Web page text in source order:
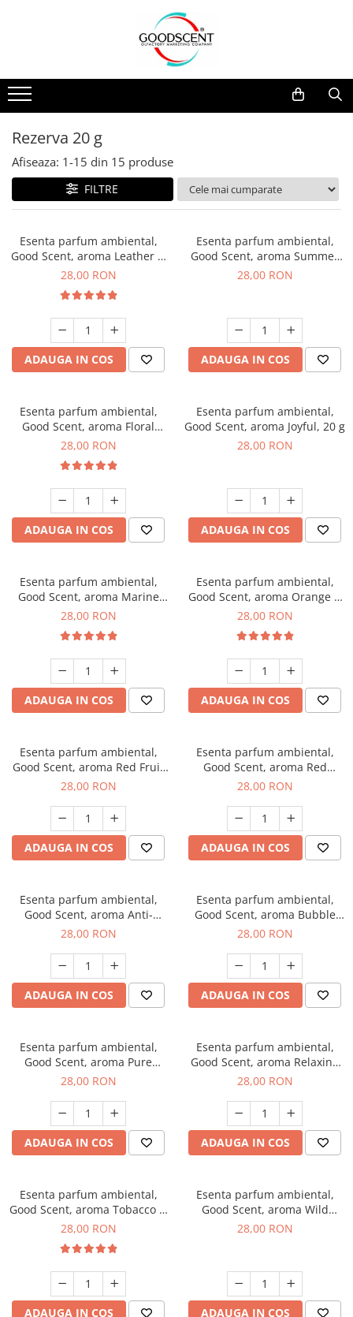
Pachete Promo
Dispozitive de Parfumare
Esente Parfum Ambiental
Rezerve Spray Good Scent
Odorizant cu Pulverizator
Site Pisoar
Dispozitive de Parfumare Ambientală
Auto
Rezidențiale
Comerciale
Industriale (HVAC)
Esente Parfum Ambiental
Mostre
Rezerva 10 g
Rezerva 20 g
Rezerva 100 g
Rezerva 200 g
Rezerva 500 g
Rezerva 20 g
Afiseaza: 1-15 din 15 produse
FILTRE
Esenta parfum ambiental,
Good Scent, aroma Leather &
Black Oudh, 20 g
28,00 RON
ADAUGA IN COS
Esenta parfum ambiental,
Good Scent, aroma Summer
Melon, 20 g
28,00 RON
ADAUGA IN COS
Esenta parfum ambiental,
Good Scent, aroma Floral
Bouquet, 20 g
28,00 RON
ADAUGA IN COS
Esenta parfum ambiental,
Good Scent, aroma Joyful, 20 g
28,00 RON
ADAUGA IN COS
Esenta parfum ambiental,
Good Scent, aroma Marine
Breeze, 20 g
28,00 RON
ADAUGA IN COS
Esenta parfum ambiental,
Good Scent, aroma Orange &
Fresh Cinnamon, 20 g
28,00 RON
ADAUGA IN COS
Esenta parfum ambiental,
Good Scent, aroma Red Fruit
Bubble, 20 g
28,00 RON
ADAUGA IN COS
Esenta parfum ambiental,
Good Scent, aroma Red
Grapes, 20 g
28,00 RON
ADAUGA IN COS
Esenta parfum ambiental,
Good Scent, aroma Anti-
Tobacco, 20 g
28,00 RON
ADAUGA IN COS
Esenta parfum ambiental,
Good Scent, aroma Bubble
Gum, 20 g
28,00 RON
ADAUGA IN COS
Esenta parfum ambiental,
Good Scent, aroma Pure
White Musc, 20 g
28,00 RON
ADAUGA IN COS
Esenta parfum ambiental,
Good Scent, aroma Relaxing
Lavender, 20 g
28,00 RON
ADAUGA IN COS
Esenta parfum ambiental,
Good Scent, aroma Tobacco &
Vanilla, 20 g
28,00 RON
ADAUGA IN COS
Esenta parfum ambiental,
Good Scent, aroma Wild
Sailor, 20 g
28,00 RON
ADAUGA IN COS